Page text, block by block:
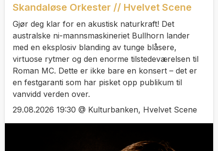
Skandaløse Orkester // Hvelvet Scene
Gjør deg klar for en akustisk naturkraft! Det
australske ni-mannsmaskineriet Bullhorn lander
med en eksplosiv blanding av tunge blåsere,
virtuose rytmer og den enorme tilstedeværelsen til
Roman MC. Dette er ikke bare en konsert – det er
en festgaranti som har pisket opp publikum til
vanvidd verden over.
29.08.2026 19:30 @ Kulturbanken, Hvelvet Scene